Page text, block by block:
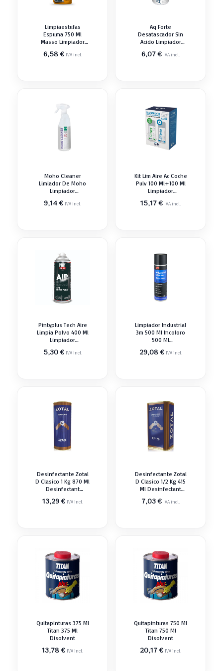
Limpiaestufas
Espuma 750 Ml
Masso Limpiador
6,58€ IVA incl.
Aq Forte
Desatascador Sin
Acido Limpiador
6,07€ IVA incl.
Moho Cleaner
Limiador De Moho
Limpiador
9,14€ IVA incl.
Kit Lim Aire Ac Coche
Pulv 100 Ml+100 Ml
Limpiador
15,17€ IVA incl.
Pintyplus Tech Aire
Limpia Polvo 400 Ml
Limpiador
5,30€ IVA incl.
Limpiador Industrial
3m 500 Ml Incoloro
500 Ml
29,08€ IVA incl.
Desinfectante Zotal
D Clasico 1 Kg 870 Ml
Desinfectant
13,29€ IVA incl.
Desinfectante Zotal
D Clasico 1/2 Kg 415
Ml Desinfectant
7,03€ IVA incl.
Quitapinturas 375 Ml
Titan 375 Ml
Disolvent
13,78€ IVA incl.
Quitapinturas 750 Ml
Titan 750 Ml
Disolvent
20,17€ IVA incl.